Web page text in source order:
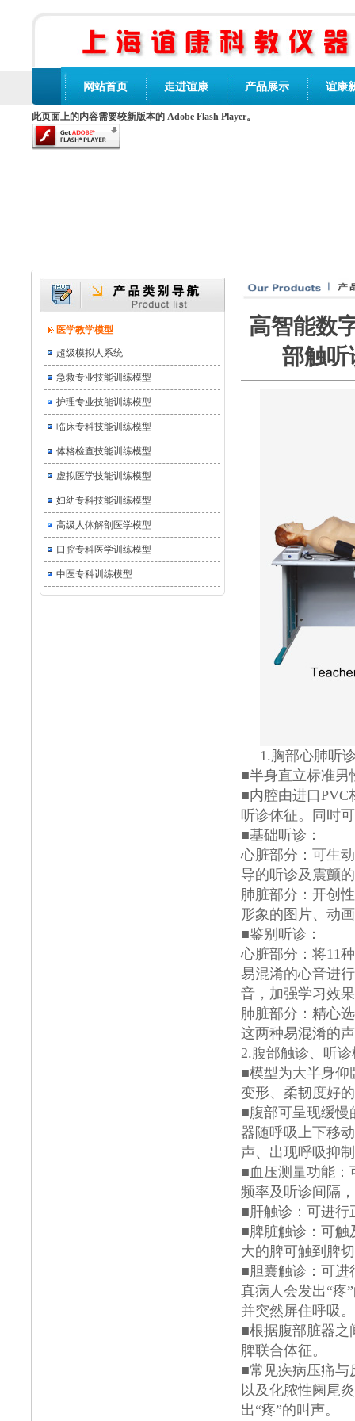
网站首页 走进谊康 产品展示 谊康
此页面上的内容需要较新版本的 Adobe Flash Player。
医学教学模型
超级模拟人系统
急救专业技能训练模型
护理专业技能训练模型
临床专科技能训练模型
体格检查技能训练模型
虚拟医学技能训练模型
妇幼专科技能训练模型
高级人体解剖医学模型
口腔专科医学训练模型
中医专科训练模型
高智能数
部触听
1.胸部心肺听
■半身直立标准男
■内腔由进口PVC
听诊体征。同时
■基础听诊：
心脏部分：可生
导的听诊及震颤
肺脏部分：开创
形象的图片、动
■鉴别听诊：
心脏部分：将11
易混淆的心音进
音，加强学习效
肺脏部分：精心
这两种易混淆的
2.腹部触诊、听
■模型为大半身仰
变形、柔韧度好
■腹部可呈现缓慢
器随呼吸上下移
声、出现呼吸抑
■血压测量功能：
频率及听诊间隔
■肝触诊：可进行
■脾脏触诊：可触
大的脾可触到脾
■胆囊触诊：可进
真病人会发出“疼
并突然屏住呼吸。
■根据腹部脏器之
脾联合体征。
■常见疾病压痛与
以及化脓性阑尾
出“疼”的叫声。